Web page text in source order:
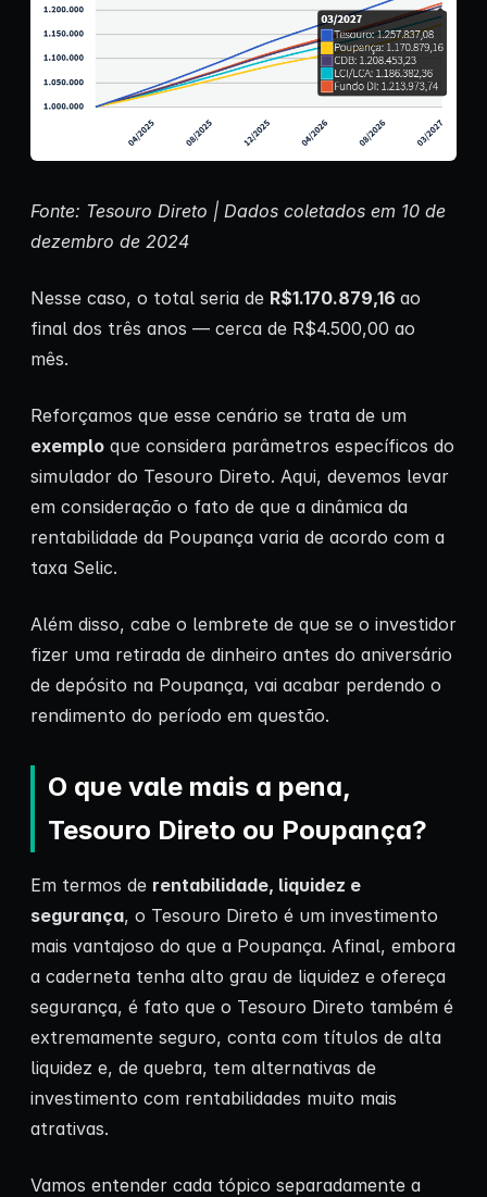
Fonte: Tesouro Direto | Dados coletados em 10 de
dezembro de 2024
Nesse caso, o total seria de R$1.170.879,16 ao
final dos três anos — cerca de R$4.500,00 ao
mês.
Reforçamos que esse cenário se trata de um
exemplo que considera parâmetros específicos do
simulador do Tesouro Direto. Aqui, devemos levar
em consideração o fato de que a dinâmica da
rentabilidade da Poupança varia de acordo com a
taxa Selic.
Além disso, cabe o lembrete de que se o investidor
fizer uma retirada de dinheiro antes do aniversário
de depósito na Poupança, vai acabar perdendo o
rendimento do período em questão.
O que vale mais a pena,
Tesouro Direto ou Poupança?
Em termos de rentabilidade, liquidez e
segurança, o Tesouro Direto é um investimento
mais vantajoso do que a Poupança. Afinal, embora
a caderneta tenha alto grau de liquidez e ofereça
segurança, é fato que o Tesouro Direto também é
extremamente seguro, conta com títulos de alta
liquidez e, de quebra, tem alternativas de
investimento com rentabilidades muito mais
atrativas.
Vamos entender cada tópico separadamente a